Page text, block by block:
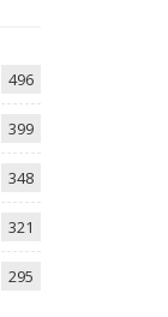
496
399
348
321
295